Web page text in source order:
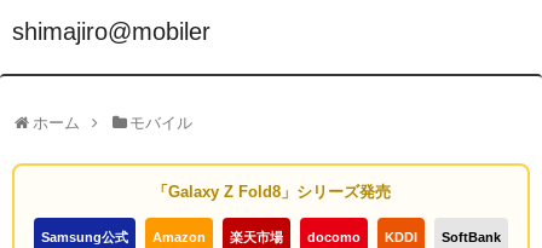
shimajiro@mobiler
ホーム モバイル
「Galaxy Z Fold8」シリーズ発売
Samsung公式 Amazon 楽天市場 docomo KDDI SoftBank